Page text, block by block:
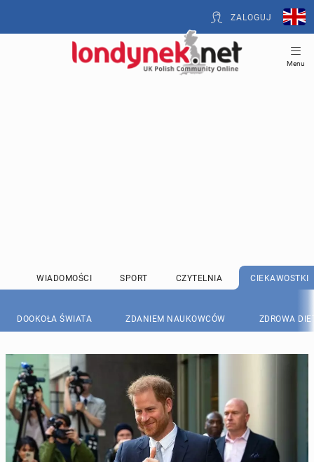
ZALOGUJ
Menu
WIADOMOŚCI SPORT CZYTELNIA CIEKAWOSTKI
DOOKOŁA ŚWIATA ZDANIEM NAUKOWCÓW ZDROWA